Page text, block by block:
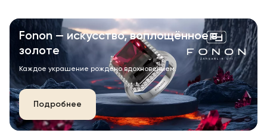
Fonon — искусство, воплощённое в
золоте
Каждое украшение рождено вдохновением.
Подробнее